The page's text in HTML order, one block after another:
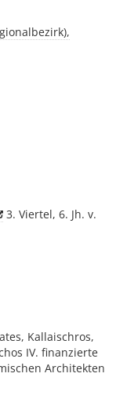
3. Viertel, 6. Jh. v.
Kallaischros,
IV. finanzierte
Architekten